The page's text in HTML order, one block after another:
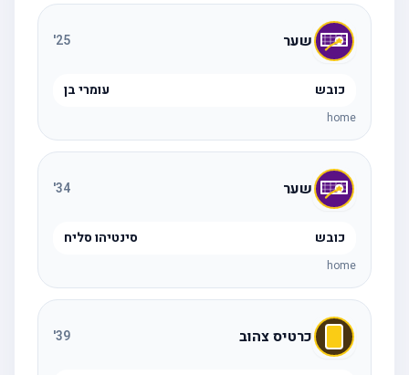
שער 25
'
כובש עומרי בן
home
שער 34
'
כובש סינטיהו סליח
home
כרטיס צהוב 39
'